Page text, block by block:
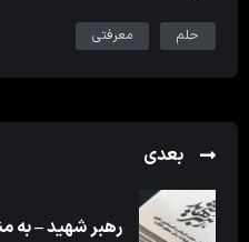
حلم معرفتی
بعدی
رهبر شهید – به